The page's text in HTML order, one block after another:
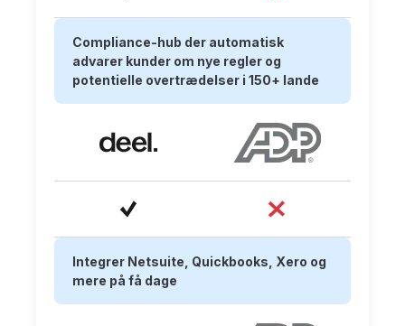
Compliance-hub der automatisk
advarer kunder om nye regler og
potentielle overtrædelser i 150+ lande
Integrer Netsuite, Quickbooks, Xero og
mere på få dage